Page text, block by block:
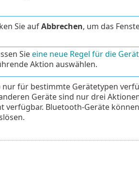
Sie aufAbbrechen, um das
Sieeine neue Regel für die
Aktion auswählen.
nur für bestimmte Gerätetypen
Geräte sind nur drei
Bluetooth-Geräte